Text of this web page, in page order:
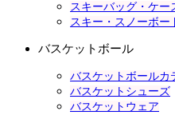
スキーバッグ・ケー
スキー・スノーボー
バスケットボール
バスケットボールカ
バスケットシューズ
バスケットウェア